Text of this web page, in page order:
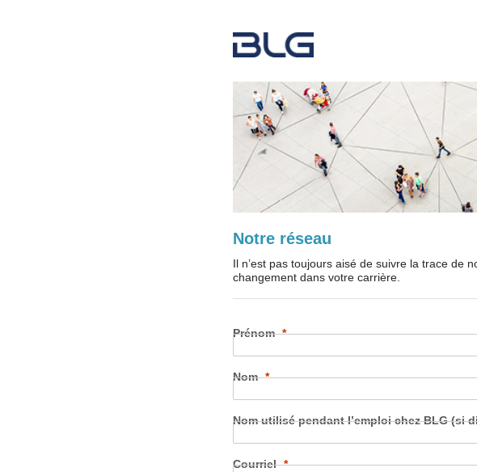
Notre réseau
Il n’est pas toujours aisé de suivre la trace de
changement dans votre carrière.
Prénom
Nom
Nom utilisé pendant l’emploi chez BLG (si
Courriel